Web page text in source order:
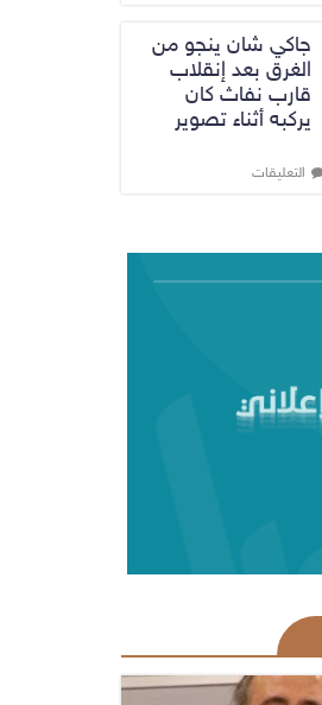
جاكي شان ينجو من
الغرق بعد إنقلاب
قارب نفاث كان
يركبه أثناء تصوير
التعليقات